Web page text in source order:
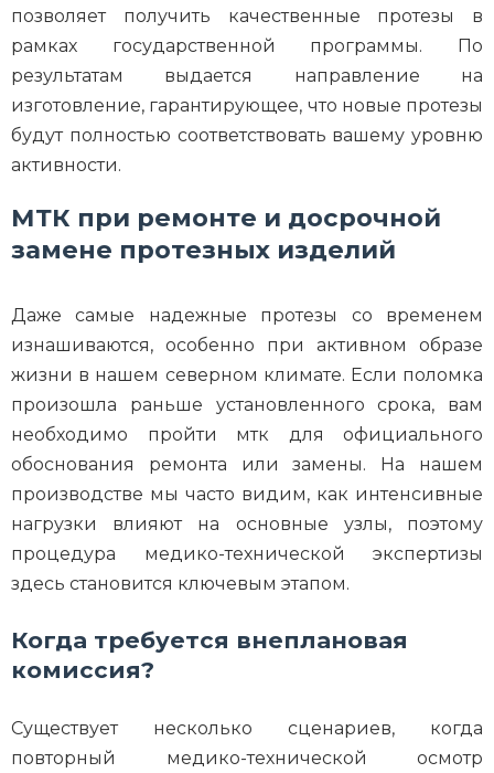
позволяет получить качественные протезы в
рамках государственной программы. По
результатам выдается направление на
изготовление, гарантирующее, что новые протезы
будут полностью соответствовать вашему уровню
активности.
МТК при ремонте и досрочной
замене протезных изделий
Даже самые надежные протезы со временем
изнашиваются, особенно при активном образе
жизни в нашем северном климате. Если поломка
произошла раньше установленного срока, вам
необходимо пройти мтк для официального
обоснования ремонта или замены. На нашем
производстве мы часто видим, как интенсивные
нагрузки влияют на основные узлы, поэтому
процедура медико-технической экспертизы
здесь становится ключевым этапом.
Когда требуется внеплановая
комиссия?
Существует несколько сценариев, когда
повторный медико-технической осмотр